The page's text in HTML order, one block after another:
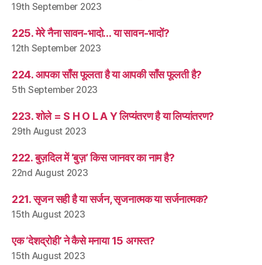
19th September 2023
225. मेरे नैना सावन-भादो… या सावन-भादों?
12th September 2023
224. आपका साँस फूलता है या आपकी साँस फूलती है?
5th September 2023
223. शोले = S H O L A Y लिप्यंतरण है या लिप्यांतरण?
29th August 2023
222. बुज़दिल में ‘बुज़’ किस जानवर का नाम है?
22nd August 2023
221. सृजन सही है या सर्जन, सृजनात्मक या सर्जनात्मक?
15th August 2023
एक ‘देशद्रोही’ ने कैसे मनाया 15 अगस्त?
15th August 2023